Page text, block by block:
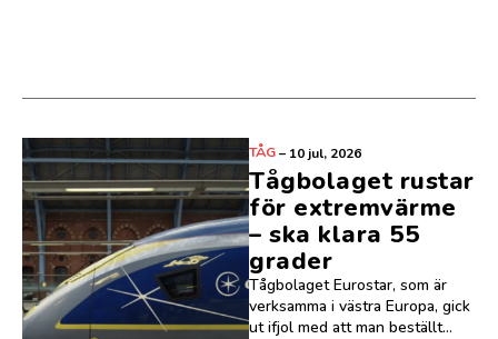
TÅG– 10 jul, 2026
Tågbolaget rustar
för extremvärme
– ska klara 55
grader
Tågbolaget Eurostar, som är
verksamma i västra Europa, gick
ut ifjol med att man beställt...